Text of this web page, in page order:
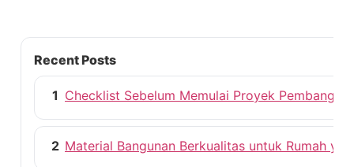
Recent Posts
1 Checklist Sebelum Memulai Proyek
2 Material Bangunan Berkualitas untuk Rumah